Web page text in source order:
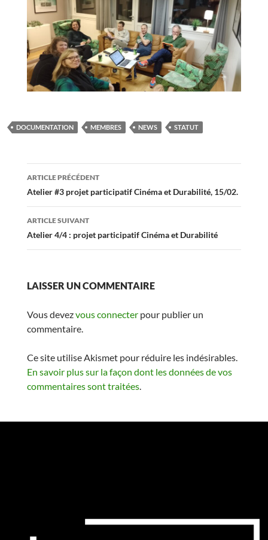
DOCUMENTATION MEMBRES NEWS STATUT
Navigation
des
articles
ARTICLE PRÉCÉDENT
Atelier #3 projet participatif Cinéma et Durabilité, 15/02.
ARTICLE SUIVANT
Atelier 4/4 : projet participatif Cinéma et Durabilité
LAISSER UN COMMENTAIRE
Vous devezvous connecterpour publier un
commentaire.
Ce site utilise Akismet pour réduire les indésirables.
En savoir plus sur la façon dont les données de vos
commentaires sont traitées.